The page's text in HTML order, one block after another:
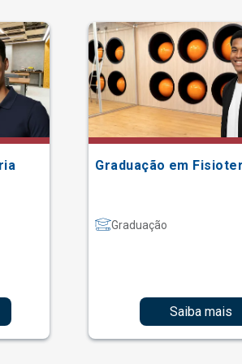
Graduação em
Graduação
Saiba mais